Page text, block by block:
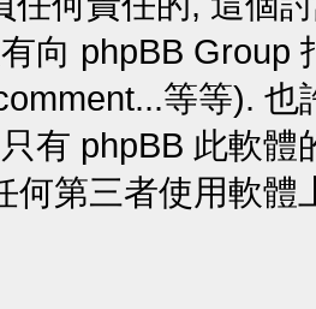
向 phpBB Group
等等).
有 phpBB 此軟
何第三者使用軟